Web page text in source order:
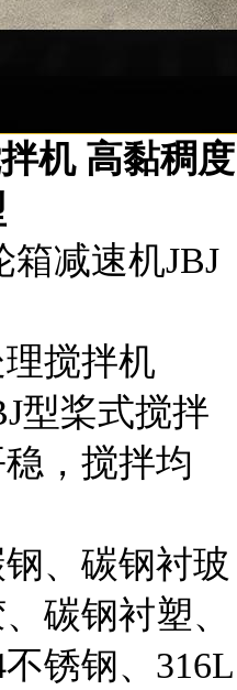
机 高黏稠度
箱减速机JBJ
搅拌机
型桨式搅拌
，搅拌均
、碳钢衬玻
碳钢衬塑、
锈钢、316L